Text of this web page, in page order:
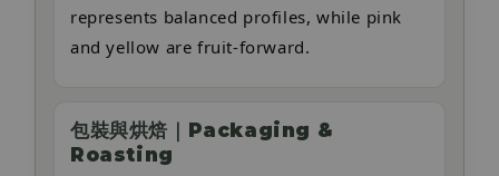
represents balanced profiles, while pink
and yellow are fruit-forward.
包裝與烘焙｜Packaging &
Roasting